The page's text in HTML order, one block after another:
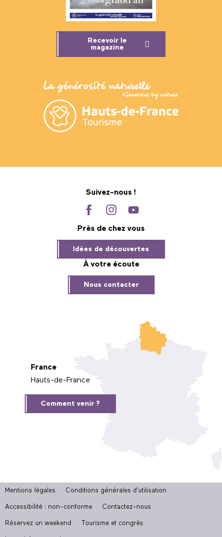
Recevoir le
magazine
Suivez-nous !
Près de chez vous
Idées de découvertes
À votre écoute
Nous contacter
France
Hauts-de-France
Comment venir ?
Mentions légales Conditions générales d'utilisation
Accessibilité : non-conforme Contactez-nous
Réservez un weekend Tourisme et congrès